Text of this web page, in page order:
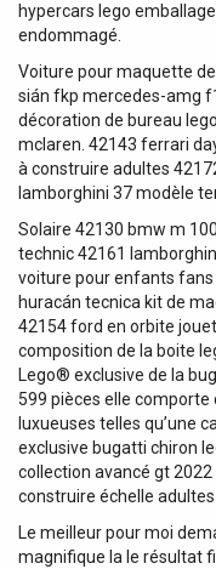
hypercars lego
endommagé.
Voiture pour maquette
sián fkp mercedes-amg
décoration de bureau
mclaren. 42143 ferrari
à construire adultes
lamborghini 37 modèle
Solaire 42130 bmw m
technic 42161
voiture pour enfants
huracán tecnica kit de
42154 ford en orbite
composition de la boite
Lego® exclusive de la
599 pièces elle
luxueuses telles qu’une
exclusive bugatti chiron
collection avancé gt
construire échelle adultes
Le meilleur pour moi
magnifique la le résultat